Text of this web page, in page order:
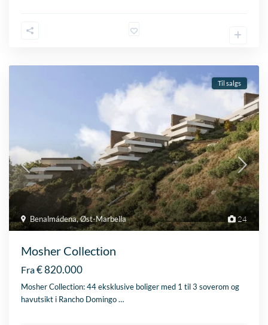
24
Benalmádena,Øst-Marbella
Til salgs
Mosher Collection
Fra€ 820.000
Mosher Collection: 44 eksklusive boliger med 1 til 3 soverom og
havutsikt i Rancho Domingo…